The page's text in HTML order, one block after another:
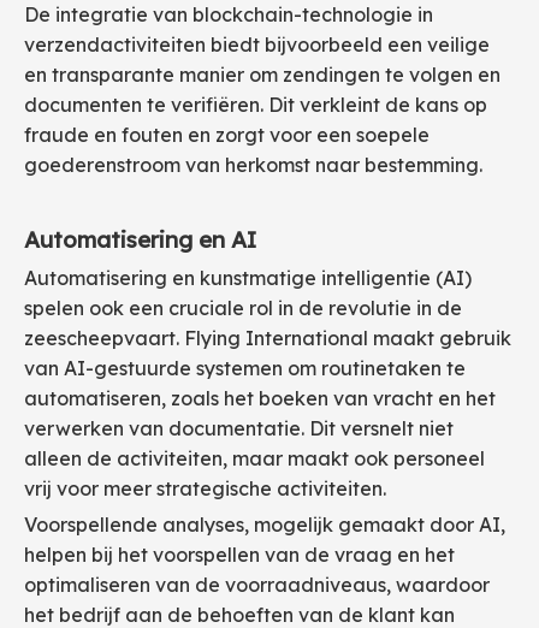
De integratie van blockchain-technologie in
verzendactiviteiten biedt bijvoorbeeld een veilige
en transparante manier om zendingen te volgen en
documenten te verifiëren. Dit verkleint de kans op
fraude en fouten en zorgt voor een soepele
goederenstroom van herkomst naar bestemming.
Automatisering en AI
Automatisering en kunstmatige intelligentie (AI)
spelen ook een cruciale rol in de revolutie in de
zeescheepvaart. Flying International maakt gebruik
van AI-gestuurde systemen om routinetaken te
automatiseren, zoals het boeken van vracht en het
verwerken van documentatie. Dit versnelt niet
alleen de activiteiten, maar maakt ook personeel
vrij voor meer strategische activiteiten.
Voorspellende analyses, mogelijk gemaakt door AI,
helpen bij het voorspellen van de vraag en het
optimaliseren van de voorraadniveaus, waardoor
het bedrijf aan de behoeften van de klant kan